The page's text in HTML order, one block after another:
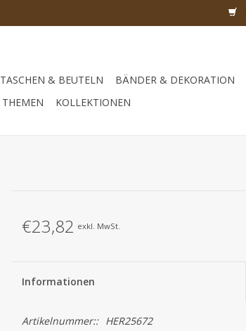
TASCHEN & BEUTELN BÄNDER & DEKORATION
THEMEN KOLLEKTIONEN
€23,82 exkl. MwSt.
Informationen
Artikelnummer::
HER25672